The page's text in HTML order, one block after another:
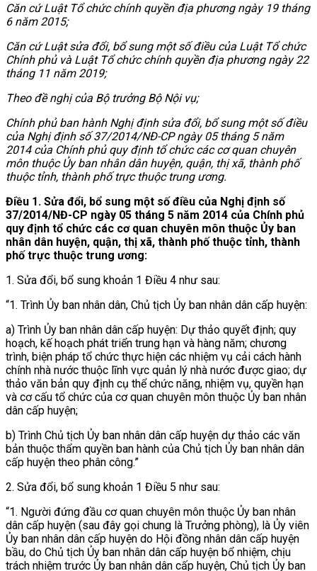
Căn cứ Luật Tổ chức chính quyền địa phương ngày 19 tháng
6 năm 2015;
Căn cứ Luật sửa đổi, bổ sung một số điều của Luật Tổ chức
Chính phủ và Luật Tổ chức chính quyền địa phương ngày 22
tháng 11 năm 2019;
Theo đề nghị của Bộ trưởng Bộ Nội vụ;
Chính phủ ban hành Nghị định sửa đổi, bổ sung một số điều
của Nghị định số 37/2014/NĐ-CP ngày 05 tháng 5 năm
2014 của Chính phủ quy định tổ chức các cơ quan chuyên
môn thuộc Ủy ban nhân dân huyện, quận, thị xã, thành phố
thuộc tỉnh, thành phố trực thuộc trung ương.
Điều 1. Sửa đổi, bổ sung một số điều của Nghị định số
37/2014/NĐ-CP ngày 05 tháng 5 năm 2014 của Chính phủ
quy định tổ chức các cơ quan chuyên môn thuộc Ủy ban
nhân dân huyện, quận, thị xã, thành phố thuộc tỉnh, thành
phố trực thuộc trung ương:
1. Sửa đổi, bổ sung khoản 1 Điều 4 như sau:
“1. Trình Ủy ban nhân dân, Chủ tịch Ủy ban nhân dân cấp huyện:
a) Trình Ủy ban nhân dân cấp huyện: Dự thảo quyết định; quy
hoạch, kế hoạch phát triển trung hạn và hàng năm; chương
trình, biện pháp tổ chức thực hiện các nhiệm vụ cải cách hành
chính nhà nước thuộc lĩnh vực quản lý nhà nước được giao; dự
thảo văn bản quy định cụ thể chức năng, nhiệm vụ, quyền hạn
và cơ cấu tổ chức của cơ quan chuyên môn thuộc Ủy ban nhân
dân cấp huyện;
b) Trình Chủ tịch Ủy ban nhân dân cấp huyện dự thảo các văn
bản thuộc thẩm quyền ban hành của Chủ tịch Ủy ban nhân dân
cấp huyện theo phân công.”
2. Sửa đổi, bổ sung khoản 1 Điều 5 như sau:
“1. Người đứng đầu cơ quan chuyên môn thuộc Ủy ban nhân
dân cấp huyện (sau đây gọi chung là Trưởng phòng), là Ủy viên
Ủy ban nhân dân cấp huyện do Hội đồng nhân dân cấp huyện
bầu, do Chủ tịch Ủy ban nhân dân cấp huyện bổ nhiệm, chịu
trách nhiệm trước Ủy ban nhân dân cấp huyện, Chủ tịch Ủy ban